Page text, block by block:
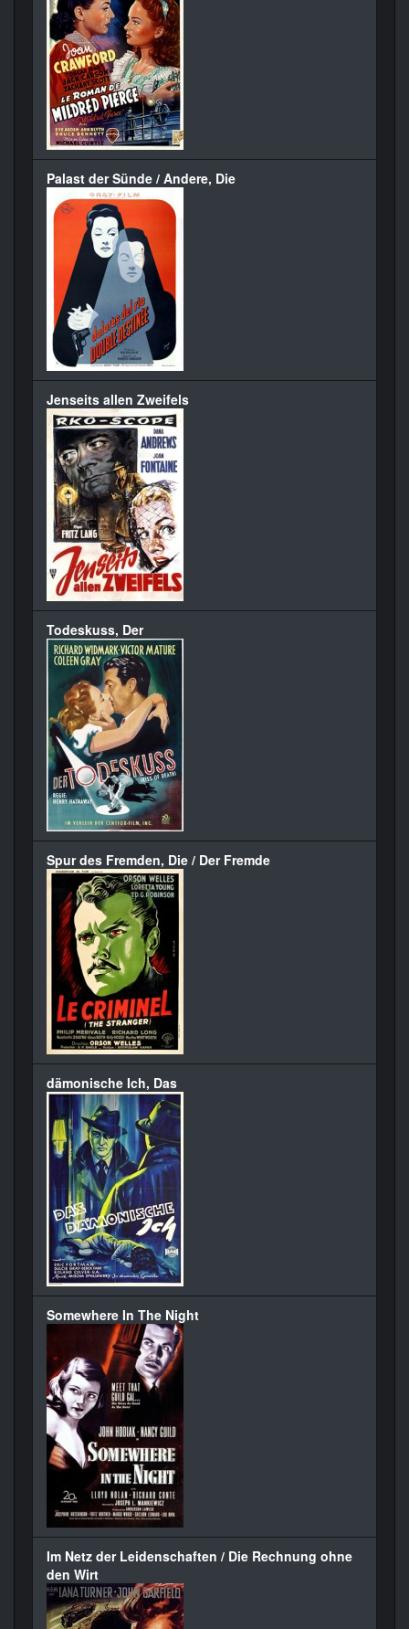
Palast der Sünde / Andere, Die
Jenseits allen Zweifels
Todeskuss, Der
Spur des Fremden, Die / Der Fremde
dämonische Ich, Das
Somewhere In The Night
Im Netz der Leidenschaften / Die Rechnung ohne
den Wirt